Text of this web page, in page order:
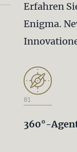
Erfahren
Enigma.
01
360°-